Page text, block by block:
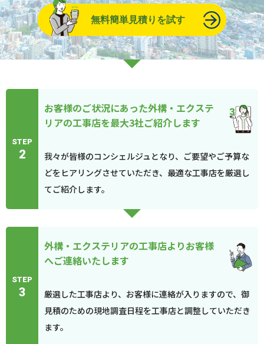
無料簡単見積りを試す
STEP
2
お客様のご状況にあった外構・エクステ
リアの工事店を最大3社ご紹介します
我々が皆様のコンシェルジュとなり、ご要望やご予算な
どをヒアリングさせていただき、最適な工事店を厳選し
てご紹介します。
STEP
3
外構・エクステリアの工事店よりお客様
へご連絡いたします
厳選した工事店より、お客様に連絡が入りますので、御
見積のための現地調査日程を工事店と調整していただき
ます。